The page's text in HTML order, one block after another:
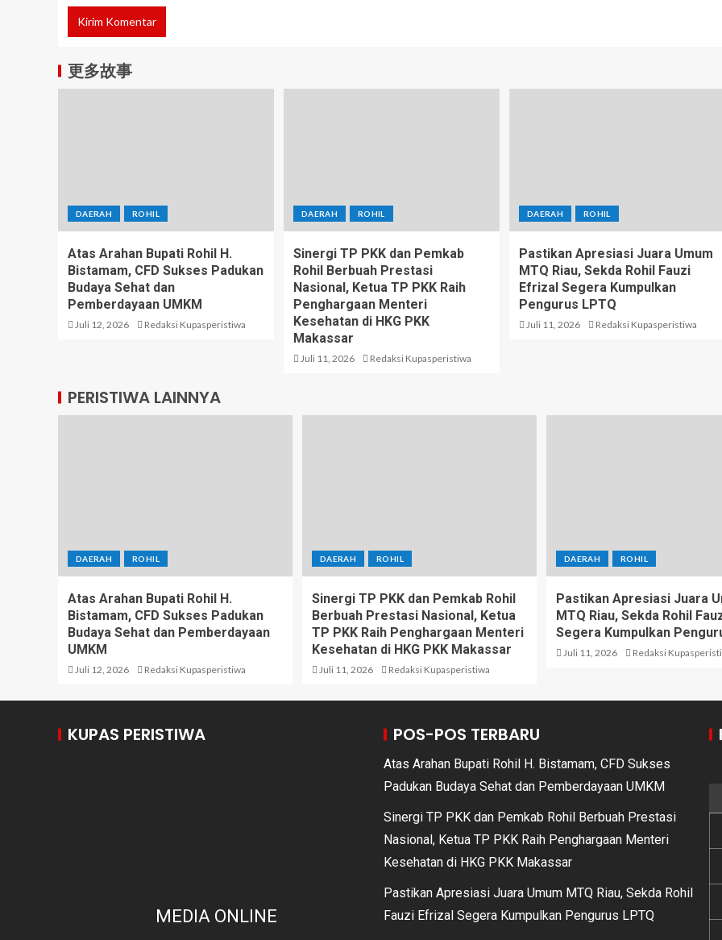
更多故事
DAERAH ROHIL
Atas Arahan Bupati Rohil H.
Bistamam, CFD Sukses Padukan
Budaya Sehat dan
Pemberdayaan UMKM
Juli 12, 2026 Redaksi Kupasperistiwa
DAERAH ROHIL
Sinergi TP PKK dan Pemkab
Rohil Berbuah Prestasi
Nasional, Ketua TP PKK Raih
Penghargaan Menteri
Kesehatan di HKG PKK
Makassar
Juli 11, 2026 Redaksi Kupasperistiwa
DAERAH ROHIL
Pastikan Apresiasi Juara Umum
MTQ Riau, Sekda Rohil Fauzi
Efrizal Segera Kumpulkan
Pengurus LPTQ
Juli 11, 2026 Redaksi Kupasperistiwa
PERISTIWA LAINNYA
DAERAH ROHIL
Atas Arahan Bupati Rohil H.
Bistamam, CFD Sukses Padukan
Budaya Sehat dan Pemberdayaan
UMKM
Juli 12, 2026 Redaksi Kupasperistiwa
DAERAH ROHIL
Sinergi TP PKK dan Pemkab Rohil
Berbuah Prestasi Nasional, Ketua
TP PKK Raih Penghargaan Menteri
Kesehatan di HKG PKK Makassar
Juli 11, 2026 Redaksi Kupasperistiwa
DAERAH ROHIL
Pastikan Apresiasi Juara
MTQ Riau, Sekda Rohil
Segera Kumpulkan
Juli 11, 2026 Redaksi
KUPAS PERISTIWA
MEDIA ONLINE
POS-POS TERBARU
Atas Arahan Bupati Rohil H. Bistamam, CFD Sukses
Padukan Budaya Sehat dan Pemberdayaan UMKM
Sinergi TP PKK dan Pemkab Rohil Berbuah Prestasi
Nasional, Ketua TP PKK Raih Penghargaan Menteri
Kesehatan di HKG PKK Makassar
Pastikan Apresiasi Juara Umum MTQ Riau, Sekda Rohil
Fauzi Efrizal Segera Kumpulkan Pengurus LPTQ